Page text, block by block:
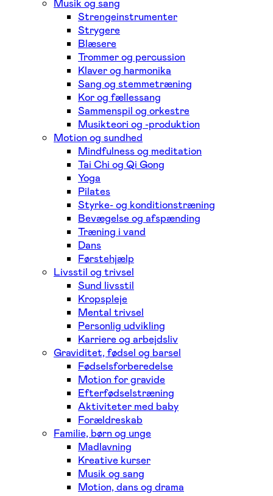
Musik og sang
Strengeinstrumenter
Strygere
Blæsere
Trommer og percussion
Klaver og harmonika
Sang og stemmetræning
Kor og fællessang
Sammenspil og orkestre
Musikteori og -produktion
Motion og sundhed
Mindfulness og meditation
Tai Chi og Qi Gong
Yoga
Pilates
Styrke- og konditionstræning
Bevægelse og afspænding
Træning i vand
Dans
Førstehjælp
Livsstil og trivsel
Sund livsstil
Kropspleje
Mental trivsel
Personlig udvikling
Karriere og arbejdsliv
Graviditet, fødsel og barsel
Fødselsforberedelse
Motion for gravide
Efterfødselstræning
Aktiviteter med baby
Forældreskab
Familie, børn og unge
Madlavning
Kreative kurser
Musik og sang
Motion, dans og drama